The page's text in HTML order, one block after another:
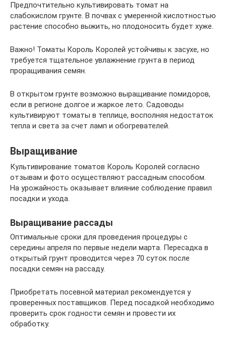
Предпочтительно культивировать томат на
слабокислом грунте. В почвах с умеренной кислотностью
растение способно выжить, но плодоносить будет хуже.
Важно! Томаты Король Королей устойчивы к засухе, но
требуется тщательное увлажнение грунта в период
проращивания семян.
В открытом грунте возможно выращивание помидоров,
если в регионе долгое и жаркое лето. Садоводы
культивируют томаты в теплице, восполняя недостаток
тепла и света за счет ламп и обогревателей.
Выращивание
Культивирование томатов Король Королей согласно
отзывам и фото осуществляют рассадным способом.
На урожайность оказывает влияние соблюдение правил
посадки и ухода.
Выращивание рассады
Оптимальные сроки для проведения процедуры с
середины апреля по первые недели марта. Пересадка в
открытый грунт проводится через 70 суток после
посадки семян на рассаду.
Приобретать посевной материал рекомендуется у
проверенных поставщиков. Перед посадкой необходимо
проверить срок годности семян и провести их
обработку.